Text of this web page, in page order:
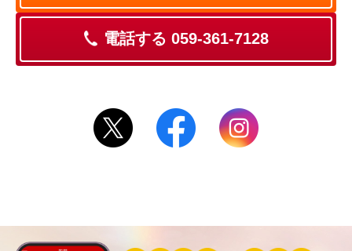
電話する 059-361-7128